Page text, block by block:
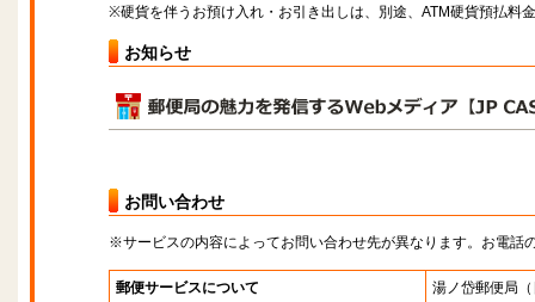
※硬貨を伴うお預け入れ・お引き出しは、別途、ATM硬貨預払料
お知らせ
お問い合わせ
※サービスの内容によってお問い合わせ先が異なります。お電話
郵便サービスについて 湯ノ岱郵便局